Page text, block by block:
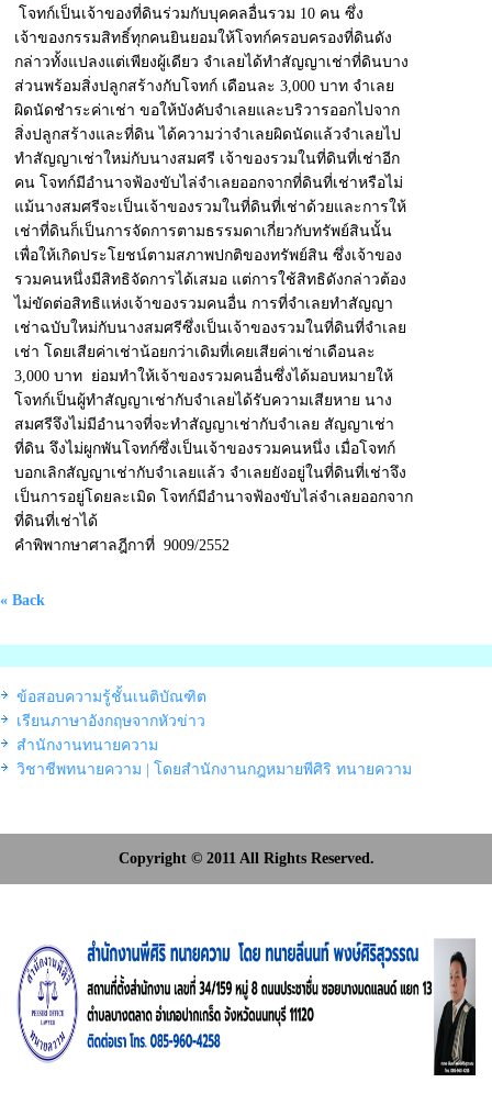
โจทก์เป็นเจ้าของที่ดินร่วมกับบุคคลอื่นรวม 10 คน ซึ่ง
เจ้าของกรรมสิทธิ์ทุกคนยินยอมให้โจทก์ครอบครองที่ดินดัง
กล่าวทั้งแปลงแต่เพียงผู้เดียว จำเลยได้ทำสัญญาเช่าที่ดินบาง
ส่วนพร้อมสิ่งปลูกสร้างกับโจทก์ เดือนละ 3,000 บาท จำเลย
ผิดนัดชำระค่าเช่า ขอให้บังคับจำเลยและบริวารออกไปจาก
สิ่งปลูกสร้างและที่ดิน ได้ความว่าจำเลยผิดนัดแล้วจำเลยไป
ทำสัญญาเช่าใหม่กับนางสมศรี เจ้าของรวมในที่ดินที่เช่าอีก
คน โจทก์มีอำนาจฟ้องขับไล่จำเลยออกจากที่ดินที่เช่าหรือไม่
แม้นางสมศรีจะเป็นเจ้าของรวมในที่ดินที่เช่าด้วยและการให้
เช่าที่ดินก็เป็นการจัดการตามธรรมดาเกี่ยวกับทรัพย์สินนั้น
เพื่อให้เกิดประโยชน์ตามสภาพปกติของทรัพย์สิน ซึ่งเจ้าของ
รวมคนหนึ่งมีสิทธิจัดการได้เสมอ แต่การใช้สิทธิดังกล่าวต้อง
ไม่ขัดต่อสิทธิแห่งเจ้าของรวมคนอื่น การที่จำเลยทำสัญญา
เช่าฉบับใหม่กับนางสมศรีซึ่งเป็นเจ้าของรวมในที่ดินที่จำเลย
เช่า โดยเสียค่าเช่าน้อยกว่าเดิมที่เคยเสียค่าเช่าเดือนละ
3,000 บาท ย่อมทำให้เจ้าของรวมคนอื่นซึ่งได้มอบหมายให้
โจทก์เป็นผู้ทำสัญญาเช่ากับจำเลยได้รับความเสียหาย นาง
สมศรีจึงไม่มีอำนาจที่จะทำสัญญาเช่ากับจำเลย สัญญาเช่า
ที่ดิน จึงไม่ผูกพันโจทก์ซึ่งเป็นเจ้าของรวมคนหนึ่ง เมื่อโจทก์
บอกเลิกสัญญาเช่ากับจำเลยแล้ว จำเลยยังอยู่ในที่ดินที่เช่าจึง
เป็นการอยู่โดยละเมิด โจทก์มีอำนาจฟ้องขับไล่จำเลยออกจาก
ที่ดินที่เช่าได้
คำพิพากษาศาลฎีกาที่ 9009/2552
« Back
ข้อสอบความรู้ชั้นเนติบัณฑิต
เรียนภาษาอังกฤษจากหัวข่าว
สำนักงานทนายความ
วิชาชีพทนายความ | โดยสำนักงานกฎหมายพีศิริ ทนายความ
Copyright © 2011 All Rights Reserved.